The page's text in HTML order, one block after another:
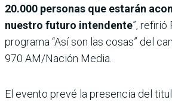
20.000 personas que estarán
nuestro futuro intendente”, refirió
programa “Así son las cosas” del
970 AM/Nación Media.
El evento prevé la presencia del